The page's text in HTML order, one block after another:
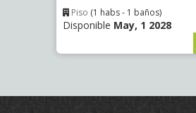
Piso (1 habs - 1 baños)
Disponible May, 1 2028